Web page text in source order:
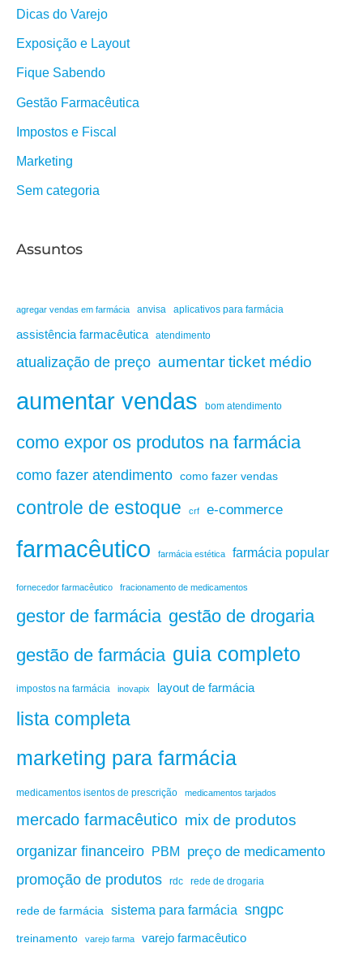
Dicas do Varejo
Exposição e Layout
Fique Sabendo
Gestão Farmacêutica
Impostos e Fiscal
Marketing
Sem categoria
Assuntos
agregar vendas em farmácia anvisa aplicativos para farmácia
assistência farmacêutica atendimento
atualização de preço aumentar ticket médio
aumentar vendas bom atendimento
como expor os produtos na farmácia
como fazer atendimento como fazer vendas
controle de estoque crf e-commerce
farmacêutico farmácia estética farmácia popular
fornecedor farmacêutico fracionamento de medicamentos
gestor de farmácia gestão de drogaria
gestão de farmácia guia completo
impostos na farmácia inovapix layout de farmácia
lista completa
marketing para farmácia
medicamentos isentos de prescrição medicamentos tarjados
mercado farmacêutico mix de produtos
organizar financeiro PBM preço de medicamento
promoção de produtos rdc rede de drogaria
rede de farmácia sistema para farmácia sngpc
treinamento varejo farma varejo farmacêutico